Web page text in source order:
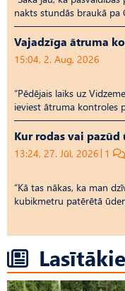
nakts stundās braukā pa
Vajadzīga ātruma
15:04, 2. Aug, 2026
“Pēdējais laiks uz
ieviest ātruma kontroles
Kur rodas vai pazūd
13:24, 27. Jūl, 2026 1
“Kā tas nākas, ka man
kubikmetru patērētā